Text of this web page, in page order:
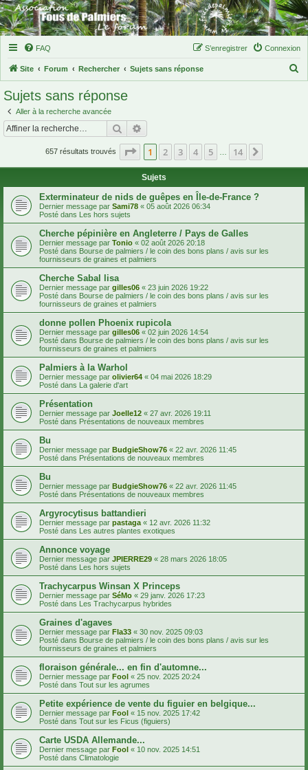
FAQ Connexion
S’enregistrer
Site Forum Rechercher Sujets sans réponse
c
Sujets sans réponse
Aller à la recherche avancée
Rechercher
657 résultats trouvés Page 1sur14
1 2 3 4 5 14
Sujets
Exterminateur de nids de guêpes en Île-de-France ?
Dernier message par Sami78 « 05 août 2026 06:34
Posté dans Les hors sujets
Cherche pépinière en Angleterre / Pays de Galles
Dernier message par Tonio « 02 août 2026 20:18
Posté dans Bourse de palmiers / le coin des bons plans / avis sur les
fournisseurs de graines et palmiers
Cherche Sabal lisa
Dernier message par gilles06 « 23 juin 2026 19:22
Posté dans Bourse de palmiers / le coin des bons plans / avis sur les
fournisseurs de graines et palmiers
donne pollen Phoenix rupicola
Dernier message par gilles06 « 02 juin 2026 14:54
Posté dans Bourse de palmiers / le coin des bons plans / avis sur les
fournisseurs de graines et palmiers
Palmiers à la Warhol
Dernier message par olivier64 « 04 mai 2026 18:29
Posté dans La galerie d'art
Présentation
Dernier message par Joelle12 « 27 avr. 2026 19:11
Posté dans Présentations de nouveaux membres
Bu
Dernier message par BudgieShow76 « 22 avr. 2026 11:45
Posté dans Présentations de nouveaux membres
Bu
Dernier message par BudgieShow76 « 22 avr. 2026 11:45
Posté dans Présentations de nouveaux membres
Argyrocytisus battandieri
Dernier message par pastaga « 12 avr. 2026 11:32
Posté dans Les autres plantes exotiques
Annonce voyage
Dernier message par JPIERRE29 « 28 mars 2026 18:05
Posté dans Les hors sujets
Trachycarpus Winsan X Princeps
Dernier message par SéMo « 29 janv. 2026 17:23
Posté dans Les Trachycarpus hybrides
Graines d'agaves
Dernier message par Fla33 « 30 nov. 2025 09:03
Posté dans Bourse de palmiers / le coin des bons plans / avis sur les
fournisseurs de graines et palmiers
floraison générale... en fin d'automne...
Dernier message par Fool « 25 nov. 2025 20:24
Posté dans Tout sur les agrumes
Petite expérience de vente du figuier en belgique...
Dernier message par Fool « 15 nov. 2025 17:42
Posté dans Tout sur les Ficus (figuiers)
Carte USDA Allemande...
Dernier message par Fool « 10 nov. 2025 14:51
Posté dans Climatologie